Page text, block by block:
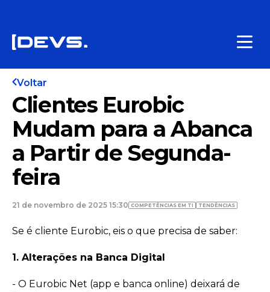
Voltar
Clientes Eurobic
Mudam para a Abanca
a Partir de Segunda-
feira
21 de novembro de 2025 15:30 COMPETÊNCIAS EM TI TENDÊNCIAS
Se é cliente Eurobic, eis o que precisa de saber:
1. Alterações na Banca Digital
- O Eurobic Net (app e banca online) deixará de